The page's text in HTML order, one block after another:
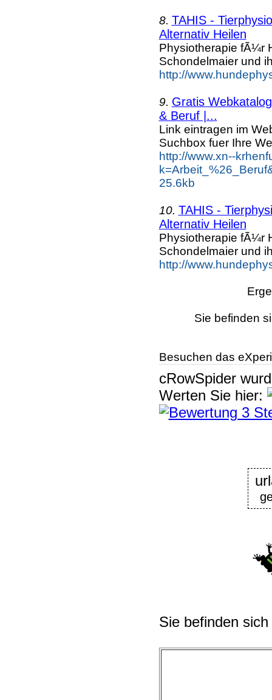
8. TAHIS -
Alternativ Heilen
Physiotherapie fÃ¼r
Schondelmaier und
http://
9. Gratis
& Beruf |...
Link eintragen im
Suchbox fuer Ihre
http://www.xn--
25.6kb
10. TAHIS -
Alternativ Heilen
Physiotherapie fÃ¼r
Schondelmaier und
http://
Sie befinden
Besuchen das
cRowSpider
Werten Sie hier:
Sie befinden